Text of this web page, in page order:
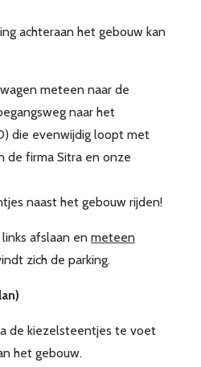
achteraan het gebouw kan
meteen naar de
naar het
die evenwijdig loopt met
de firma Sitra en onze
naast het gebouw rijden!
afslaan enmeteen
zich de parking.
de kiezelsteentjes te voet
het gebouw.